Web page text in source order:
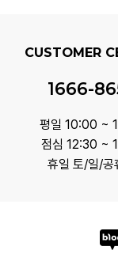
CUSTOMER
1666-
평일 10:00 ~
점심 12:30 ~
휴일 토/일/공